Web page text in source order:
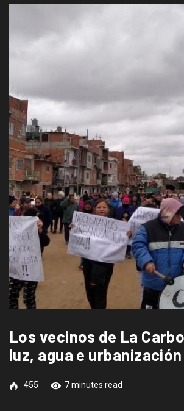
Los vecinos de La
luz, agua e urbanización
455 7 minutes read